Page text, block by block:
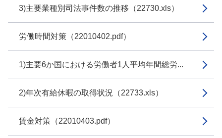
3)主要業種別司法事件数の推移（22730.xls）
労働時間対策（22010402.pdf）
1)主要6か国における労働者1人平均年間総労...
2)年次有給休暇の取得状況（22733.xls）
賃金対策（22010403.pdf）